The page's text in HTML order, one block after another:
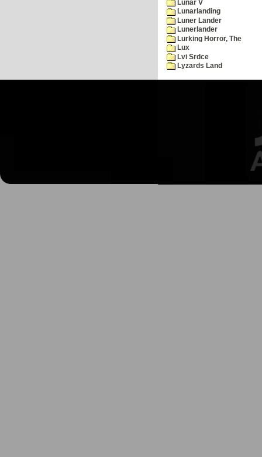
Lunar V
Lunarlanding
Luner Lander
Lunerlander
Lurking Horror, The
Lux
Lvi Srdce
Lyzards Land